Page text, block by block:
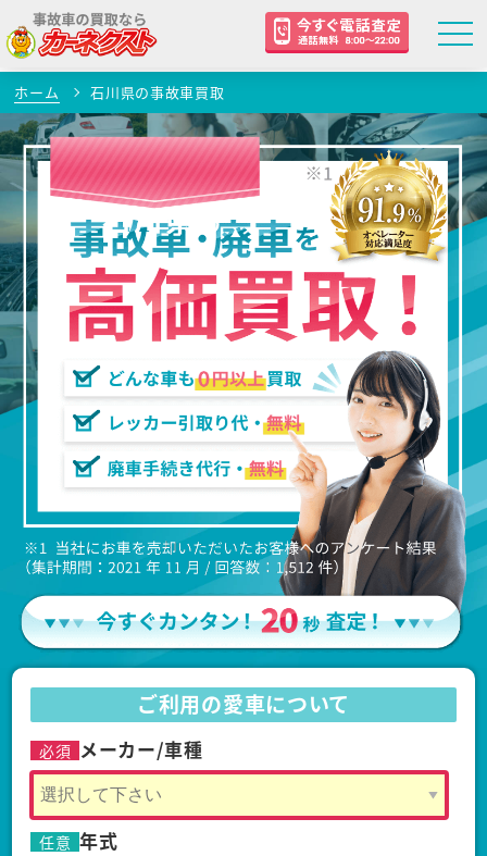
ホーム 石川県の事故車買取
石川県 の
ご利用の愛車について
必須 メーカー/車種
任意 年式